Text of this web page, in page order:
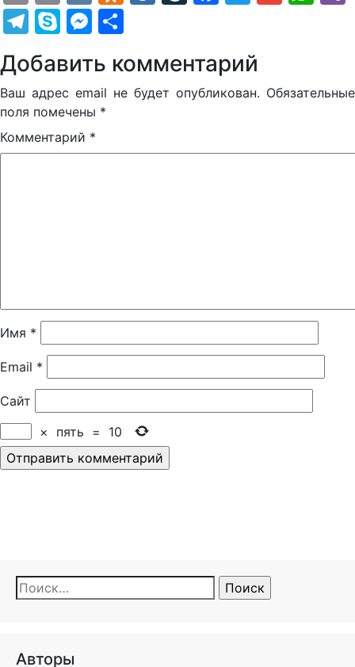
Telegram
SkypeMessenger
Добавить комментарий
Ваш адрес email не будет опубликован. Обязательные
поля помечены *
Комментарий *
Имя *
Email *
Сайт
×
пять = 10
Найти:
Авторы